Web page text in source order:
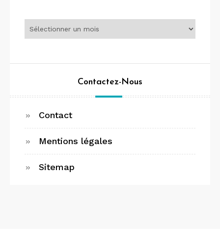
Contactez-Nous
Contact
Mentions légales
Sitemap